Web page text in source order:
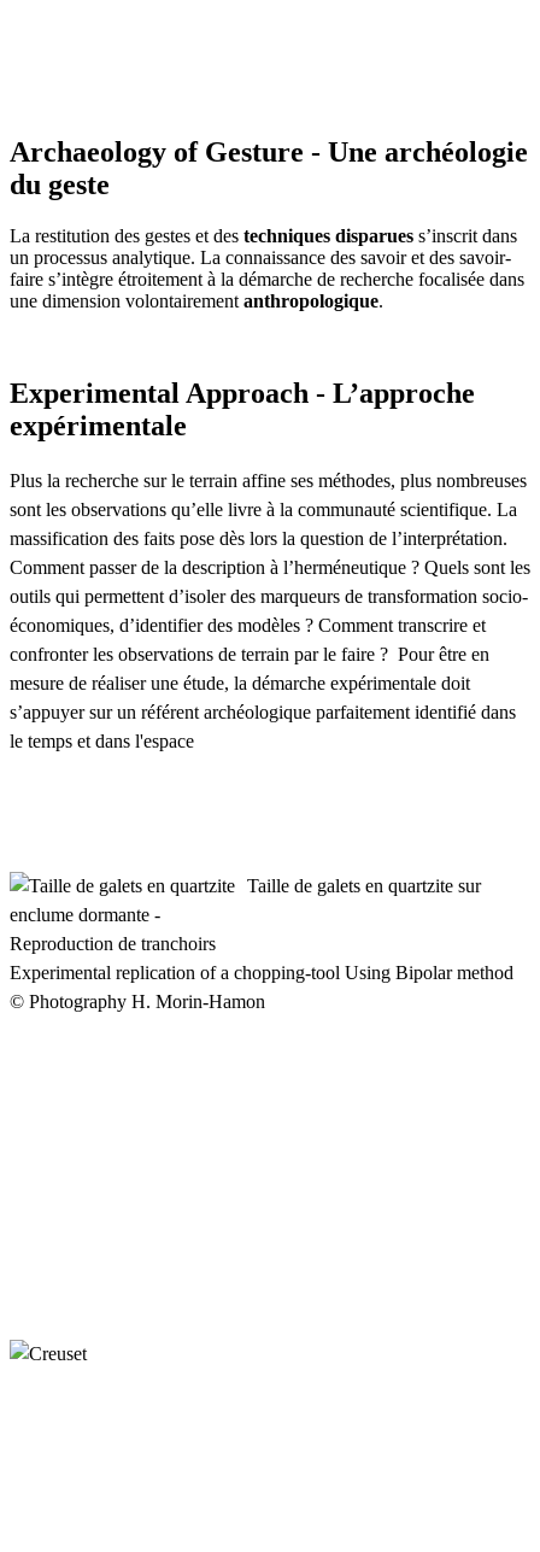
Archaeology of Gesture - Une archéologie
du geste
La restitution des gestes et des techniques disparues s’inscrit dans
un processus analytique. La connaissance des savoir et des savoir-
faire s’intègre étroitement à la démarche de recherche focalisée dans
une dimension volontairement anthropologique.
Experimental Approach - L’approche
expérimentale
Plus la recherche sur le terrain affine ses méthodes, plus nombreuses
sont les observations qu’elle livre à la communauté scientifique. La
massification des faits pose dès lors la question de l’interprétation.
Comment passer de la description à l’herméneutique ? Quels sont les
outils qui permettent d’isoler des marqueurs de transformation socio-
économiques, d’identifier des modèles ? Comment transcrire et
confronter les observations de terrain par le faire ? Pour être en
mesure de réaliser une étude, la démarche expérimentale doit
s’appuyer sur un référent archéologique parfaitement identifié dans
le temps et dans l'espace
Taille de galets en quartzite sur
enclume dormante -
Reproduction de tranchoirs
Experimental replication of a chopping-tool Using Bipolar method
© Photography H. Morin-Hamon